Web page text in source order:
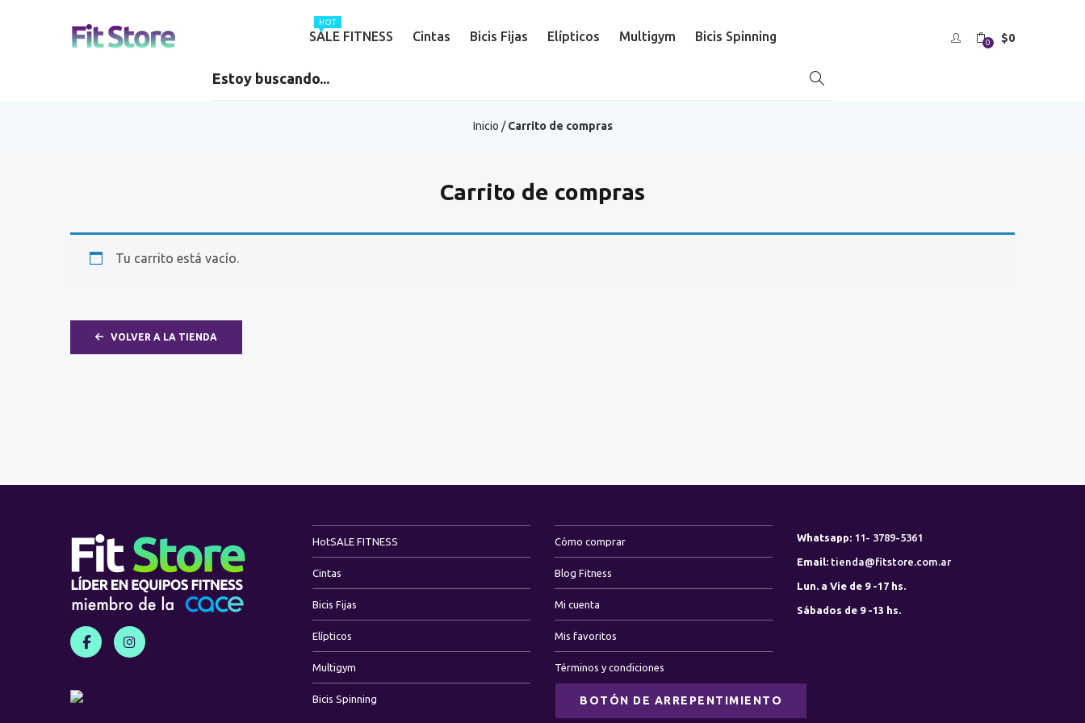
HOT
SALE FITNESS Cintas Bicis Fijas Elípticos Multigym Bicis Spinning 0 $0
Inicio / Carrito de compras
Carrito de compras
Tu carrito está vacío.
VOLVER A LA TIENDA
HotSALE FITNESS
Cintas
Bicis Fijas
Elípticos
Multigym
Bicis Spinning
Cómo comprar
Blog Fitness
Mi cuenta
Mis favoritos
Términos y condiciones
BOTÓN DE ARREPENTIMIENTO
Whatsapp: 11- 3789-5361
Email: tienda@fitstore.com.ar
Lun. a Vie de 9 -17 hs.
Sábados de 9 -13 hs.